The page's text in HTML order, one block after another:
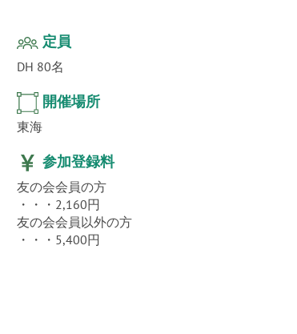
定員
DH 80名
開催場所
東海
参加登録料
友の会会員の方
・・・2,160円
友の会会員以外の方
・・・5,400円